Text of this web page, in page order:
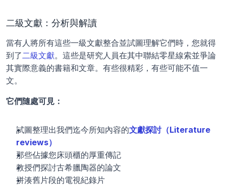
二級文獻：分析與解讀
當有人將所有這些一級文獻整合並試圖理解它們時，您就得
到了二級文獻。這些是研究人員在其中聯結零星線索並爭論
其實際意義的書籍和文章。有些很精彩，有些可能不值一
文。
它們隨處可見：
試圖整理出我們迄今所知內容的文獻探討（Literature
reviews）
那些佔據您床頭櫃的厚重傳記
教授們探討古希臘陶器的論文
拼湊舊片段的電視紀錄片